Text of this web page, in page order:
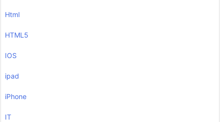
Html
HTML5
IOS
ipad
iPhone
IT